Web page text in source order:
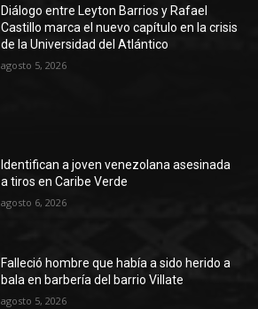
Diálogo entre Leyton Barrios y Rafael
Castillo marca el nuevo capítulo en la crisis
de la Universidad del Atlántico
agosto 5, 2026
Identifican a joven venezolana asesinada
a tiros en Caribe Verde
agosto 6, 2026
Falleció hombre que había a sido herido a
bala en barbería del barrio Villate
agosto 5, 2026